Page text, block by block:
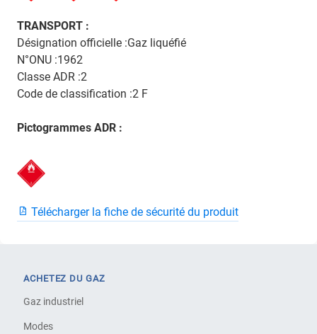
TRANSPORT :
Désignation officielle :Gaz liquéfié
N°ONU :1962
Classe ADR :2
Code de classification :2 F
Pictogrammes ADR :
Télécharger la fiche de sécurité du produit
ACHETEZ DU GAZ
Gaz industriel
Modes